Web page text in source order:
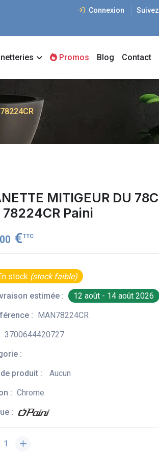
Connexion
Promos Blog Contact
MITIGEUR DU
78224CR Paini
€TTC
stock (stock faible)
estimée :
12 août - 14 août 2026
: MAN78224CR
3700644420727
:
produit :
Aucun
: Chrome
: